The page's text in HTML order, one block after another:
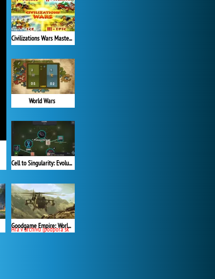
Civilizations Wars Master Edition
World Wars
Cell to Singularity: Evolution
Goodgame Empire: World War 3
Hra v archivu (podpora skončila)